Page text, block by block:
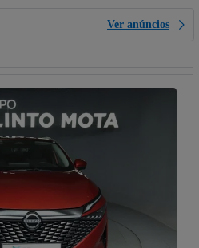
Ver anúncios